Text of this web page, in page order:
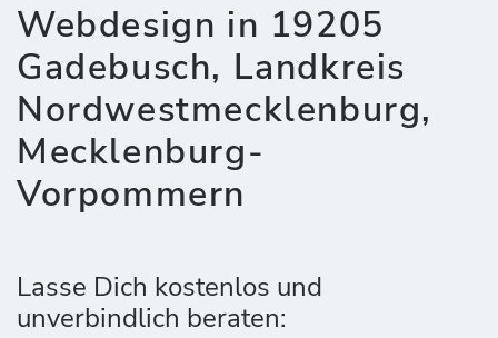
Webdesign in 19205
Gadebusch, Landkreis
Nordwestmecklenburg,
Mecklenburg-
Vorpommern
Lasse Dich kostenlos und
unverbindlich beraten: